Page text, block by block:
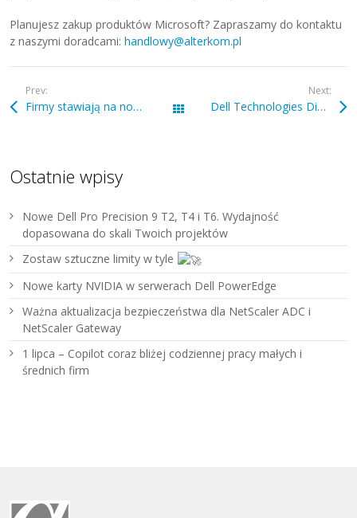
Planujesz zakup produktów Microsoft? Zapraszamy do kontaktu
z naszymi doradcami:handlowy@alterkom.pl
Prev:
Firmy stawiają na nowoczesne rozwiązania i koncepcje w obszarze bezpieczeństwa Wszystkie wpisy
Next:
Dell Technologies Discovery Summit!
Ostatnie wpisy
Nowe Dell Pro Precision 9 T2, T4 i T6. Wydajność
dopasowana do skali Twoich projektów
Zostaw sztuczne limity w tyle
Nowe karty NVIDIA w serwerach Dell PowerEdge
Ważna aktualizacja bezpieczeństwa dla NetScaler ADC i
NetScaler Gateway
1 lipca – Copilot coraz bliżej codziennej pracy małych i
średnich firm